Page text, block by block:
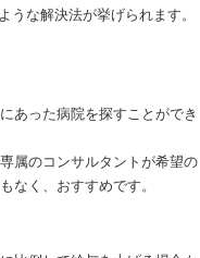
うな解決法が挙げられます。
あった病院を探すことができ
属のコンサルタントが希望の
なく、おすすめです。